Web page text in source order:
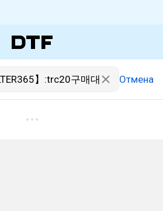
Отмена